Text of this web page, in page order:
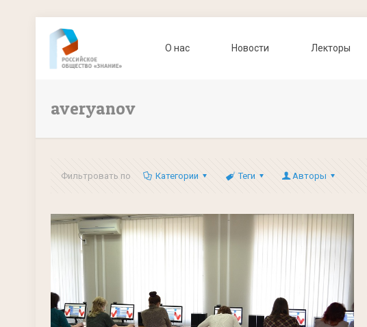
О нас Новости Лекторы
averyanov
Фильтровать по Категории Теги Авторы